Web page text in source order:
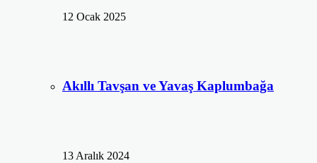
12 Ocak 2025
Akıllı Tavşan ve Yavaş Kaplumbağa
13 Aralık 2024